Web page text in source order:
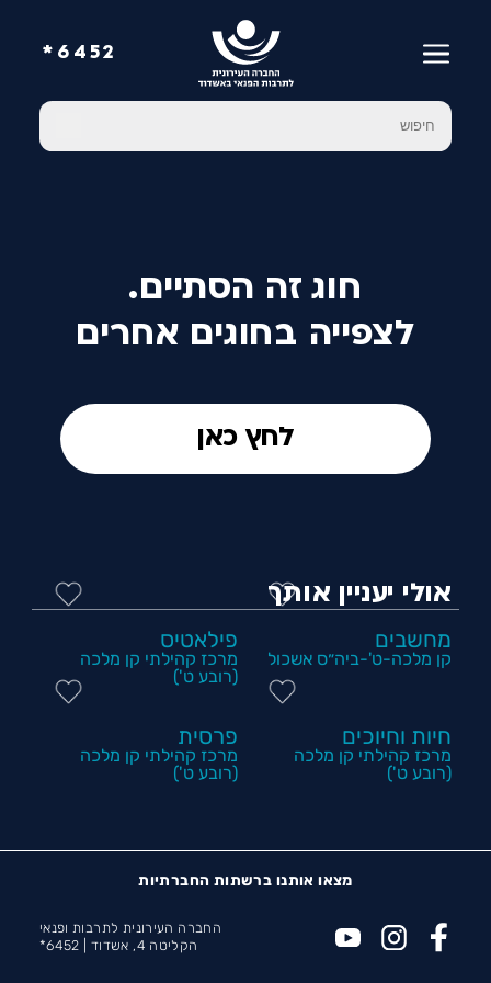
6452*
חוג זה הסתיים.
לצפייה בחוגים אחרים
לחץ כאן
אולי יעניין אותך
מחשבים
קן מלכה-ט'-ביה״ס אשכול
פילאטיס
מרכז קהילתי קן מלכה
(רובע ט')
חיות וחיוכים
מרכז קהילתי קן מלכה
(רובע ט')
פרסית
מרכז קהילתי קן מלכה
(רובע ט')
מצאו אותנו ברשתות החברתיות
החברה העירונית לתרבות ופנאי
הקליטה 4, אשדוד |
6452*